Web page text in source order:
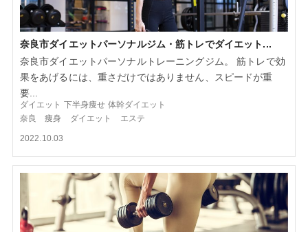
奈良市ダイエットパーソナルジム・筋トレでダイエット...
奈良市ダイエットパーソナルトレーニングジム。 筋トレで効
果をあげるには、重さだけではありません、スピードが重
要...
ダイエット 下半身痩せ 体幹ダイエット
奈良 痩身 ダイエット エステ
2022.10.03